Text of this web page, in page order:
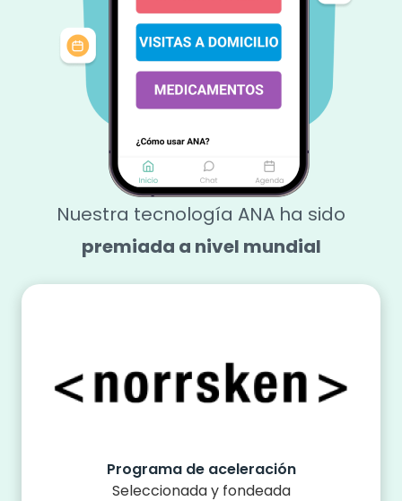
Nuestra tecnología ANA ha sido
premiada a nivel mundial
Programa de aceleración
Seleccionada y fondeada